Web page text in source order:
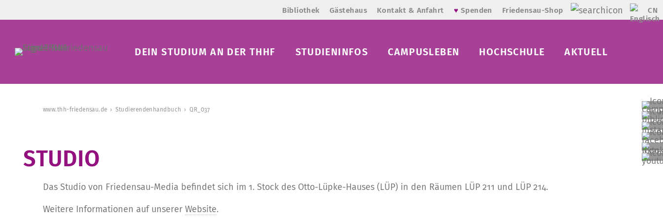
Bibliothek Gästehaus Kontakt & Anfahrt ♥ Spenden Friedensau-Shop CN
DEIN STUDIUM AN DER THHF STUDIENINFOS CAMPUSLEBEN HOCHSCHULE AKTUELL
www.thh-friedensau.de Studierendenhandbuch QR_037
­STUDIO­
Das Studio von Friedensau-Media befindet sich im 1. Stock des Otto-Lüpke-Hauses (LÜP) in den Räumen LÜP 211 und LÜP 214.
Weitere Informationen auf unserer Website.